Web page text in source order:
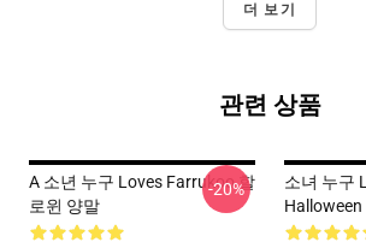
더 보기
관련 상품
A 소년 누구 Loves Farrukoo 할
로윈 양말
-20%
소녀 누구
Halloween